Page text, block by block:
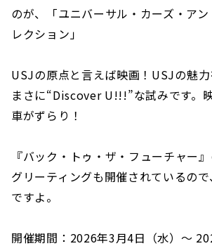
のが、「ユニバーサル・カーズ・ア
レクション」
USJの原点と言えば映画！USJの魅力
まさに“Discover U!!!”な試みです。
車がずらり！
『バック・トゥ・ザ・フューチャー
グリーティングも開催されているの
ですよ。
開催期間：2026年3月4日（水）～